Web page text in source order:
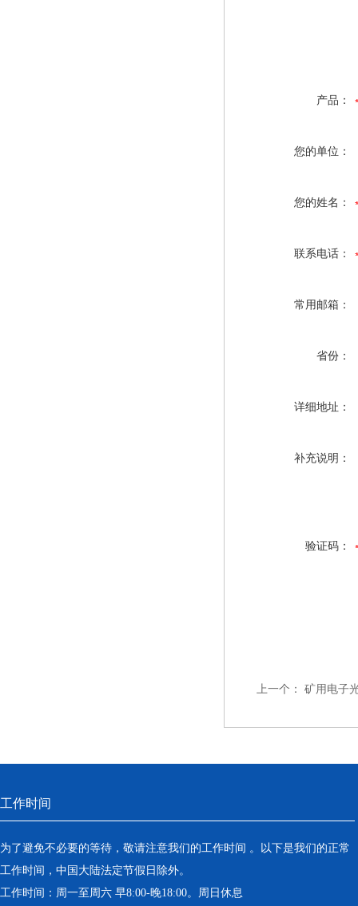
产品：
您的单位：
您的姓名：
联系电话：
常用邮箱：
省份：
详细地址：
补充说明：
验证码：
上一个： 矿用电子
工作时间
为了避免不必要的等待，敬请注意我们的工作时间 。以下是我们的正常
工作时间，中国大陆法定节假日除外。
工作时间：周一至周六 早8:00-晚18:00。周日休息